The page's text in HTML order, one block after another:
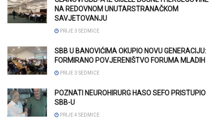
NA REDOVNOM UNUTARSTRANAČKOM
SAVJETOVANJU
PRIJE 3 SEDMICE
SBB U BANOVIĆIMA OKUPIO NOVU GENERACIJU:
FORMIRANO POVJERENIŠTVO FORUMA MLADIH
PRIJE 3 SEDMICE
POZNATI NEUROHIRURG HASO SEFO PRISTUPIO
SBB-U
PRIJE 4 SEDMICE